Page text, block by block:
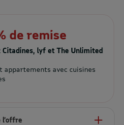
de remise
Citadines, lyf et The Unlimited
appartements avec cuisines
l’offre